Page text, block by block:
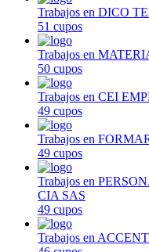
Trabajos en DICO
51 cupos
Trabajos en
50 cupos
Trabajos en CEI
49 cupos
Trabajos en
49 cupos
Trabajos en
CIA SAS
49 cupos
Trabajos en